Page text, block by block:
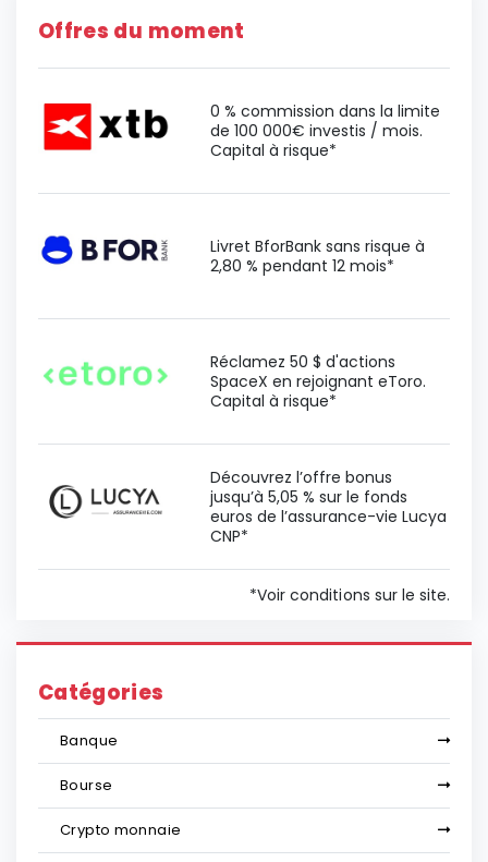
Offres du moment
0 % commission dans la limite
de 100 000€ investis / mois.
Capital à risque*
Livret BforBank sans risque à
2,80 % pendant 12 mois*
Réclamez 50 $ d'actions
SpaceX en rejoignant eToro.
Capital à risque*
Découvrez l’offre bonus
jusqu’à 5,05 % sur le fonds
euros de l’assurance-vie Lucya
CNP*
*Voir conditions sur le site.
Catégories
Banque
Bourse
Crypto monnaie